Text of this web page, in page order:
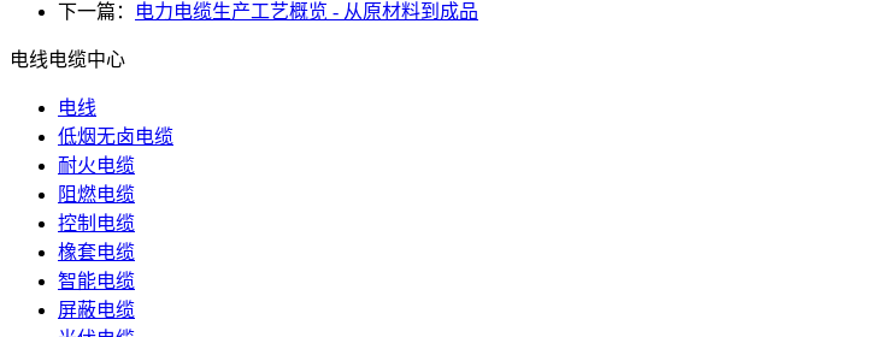
下一篇：
电力电缆生产工艺概览 - 从原材料到成品
电线电缆中心
电线
低烟无卤电缆
耐火电缆
阻燃电缆
控制电缆
橡套电缆
智能电缆
屏蔽电缆